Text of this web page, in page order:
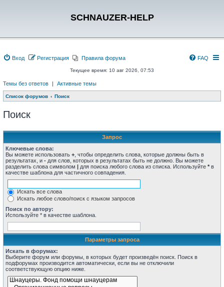
SCHNAUZER-HELP
Вход Регистрация Правила форума FAQ
Текущее время: 10 авг 2026, 07:53
Темы без ответов | Активные темы
Список форумов Поиск
Поиск
Запрос
Ключевые слова:
Вы можете использовать + , чтобы определить слова, которые должны быть в
результатах, и - для слов, которых в результатах быть не должно. Вы можете
разделить слова символом | для поиска любого слова из списка. Используйте * в
качестве шаблона для частичного совпадения.
Искать все слова
Искать любое слово/поиск с языком запросов
Поиск по автору:
Используйте * в качестве шаблона.
Параметры запроса
Искать в форумах:
Выберите форум или форумы, в которых будет произведён поиск. Поиск в
подфорумах производится автоматически, если вы не отключили
соответствующую опцию ниже.